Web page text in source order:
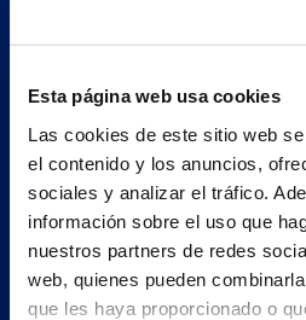
Esta página web usa cookies
Las cookies de este sitio web
el contenido y los anuncios,
sociales y analizar el tráfico.
información sobre el uso que
nuestros partners de redes
web, quienes pueden
que les haya proporcionado o